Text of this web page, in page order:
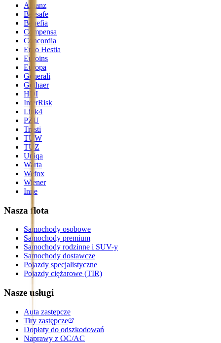
Allianz
Beesafe
Benefia
Compensa
Concordia
Ergo Hestia
Euroins
Europa
Generali
Gothaer
HDI
InterRisk
Link4
PZU
Trasti
TUW
TUZ
Uniqa
Warta
Wefox
Wiener
Inne
Nasza flota
Samochody osobowe
Samochody premium
Samochody rodzinne i SUV-y
Samochody dostawcze
Pojazdy specjalistyczne
Pojazdy ciężarowe (TIR)
Nasze usługi
Auta zastępcze
Tiry zastępcze
Dopłaty do odszkodowań
Naprawy z OC/AC